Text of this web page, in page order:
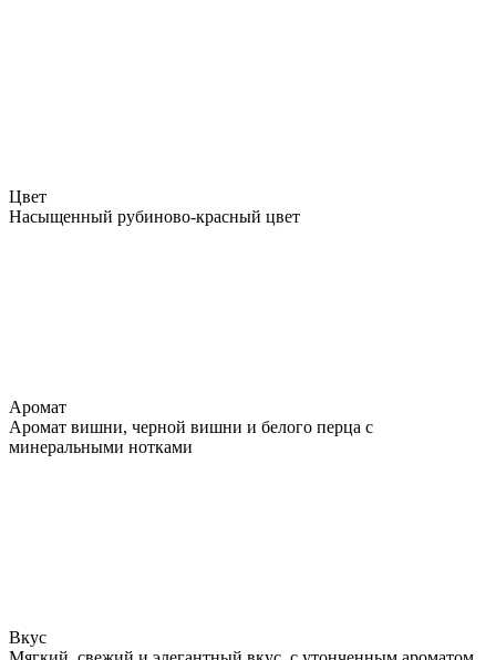
Цвет
Насыщенный рубиново-красный цвет
Аромат
Аромат вишни, черной вишни и белого перца с
минеральными нотками
Вкус